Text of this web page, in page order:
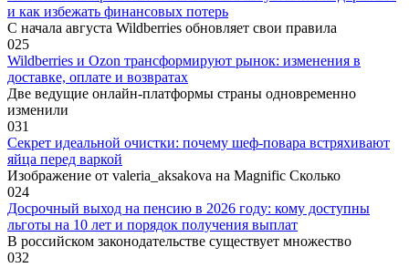
и как избежать финансовых потерь
С начала августа Wildberries обновляет свои правила
025
Wildberries и Ozon трансформируют рынок: изменения в
доставке, оплате и возвратах
Две ведущие онлайн-платформы страны одновременно
изменили
031
Секрет идеальной очистки: почему шеф-повара встряхивают
яйца перед варкой
Изображение от valeria_aksakova на Magnific Сколько
024
Досрочный выход на пенсию в 2026 году: кому доступны
льготы на 10 лет и порядок получения выплат
В российском законодательстве существует множество
032